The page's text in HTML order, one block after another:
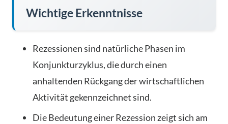
Wichtige Erkenntnisse
Rezessionen sind natürliche Phasen im
Konjunkturzyklus, die durch einen
anhaltenden Rückgang der wirtschaftlichen
Aktivität gekennzeichnet sind.
Die Bedeutung einer Rezession zeigt sich am